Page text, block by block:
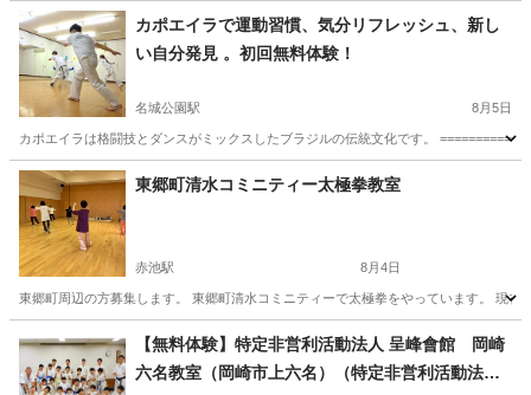
愛知 名古屋市 卓球 社会人
カポエイラで運動習慣、気分リフレッシュ、新し
い自分発見 。初回無料体験！
名城公園駅 8月5日
カポエイラは格闘技とダンスがミックスしたブラジルの伝統文化です。
愛知 名古屋市 名城公園駅 空手/他格闘技 カポエイラ
東郷町清水コミニティー太極拳教室
赤池駅 8月4日
東郷町周辺の方募集します。 東郷町清水コミニティーで太極拳をやっています。 現
赤池駅 太極拳
【無料体験】特定非営利活動法人 呈峰會館 岡崎
六名教室（岡崎市上六名）（特定非営利活動法人